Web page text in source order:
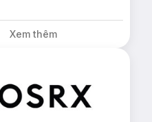
Xem thêm